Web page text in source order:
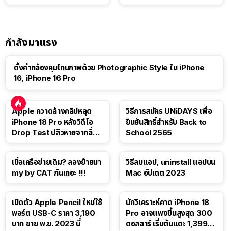
กำลังมาแรง
ตั้งค่ากล้องคุมโทนภาพด้วย Photographic Style ใน iPhone
16, iPhone 16 Pro
Apple กวาดล้างคลิปหลุด
iPhone 18 Pro หลังวิดีโอ
Drop Test ปลิวหายจากสื่อ
วิธีการสมัคร UNiDAYS เพื่อ
ยืนยันสิทธิ์สำหรับ Back to
School 2565
เบื่อเครือข่ายเดิม? ลองย้ายมา
my by CAT กันเถอะ !!!
วิธีลบแอป, uninstall แอปบน
Mac อัปเดต 2023
เปิดตัว Apple Pencil ใหม่ใช้
พอร์ต USB-C ราคา 3,190
บาท ขาย พ.ย. 2023 นี้
นักวิเคราะห์คาด iPhone 18
Pro อาจแพงขึ้นสูงสุด 300
ดอลลาร์ เริ่มต้นแตะ 1,399